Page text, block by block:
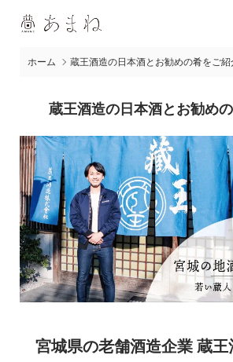
ホーム 蔵王酒造の日本酒とお勧めの肴をご紹
蔵王酒造の日本酒とお勧め
宮城県の老舗酒造企業 蔵王